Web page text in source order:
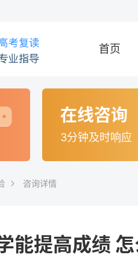
首页
在线咨询
3分钟及时响应
咨询详情
能提高成绩